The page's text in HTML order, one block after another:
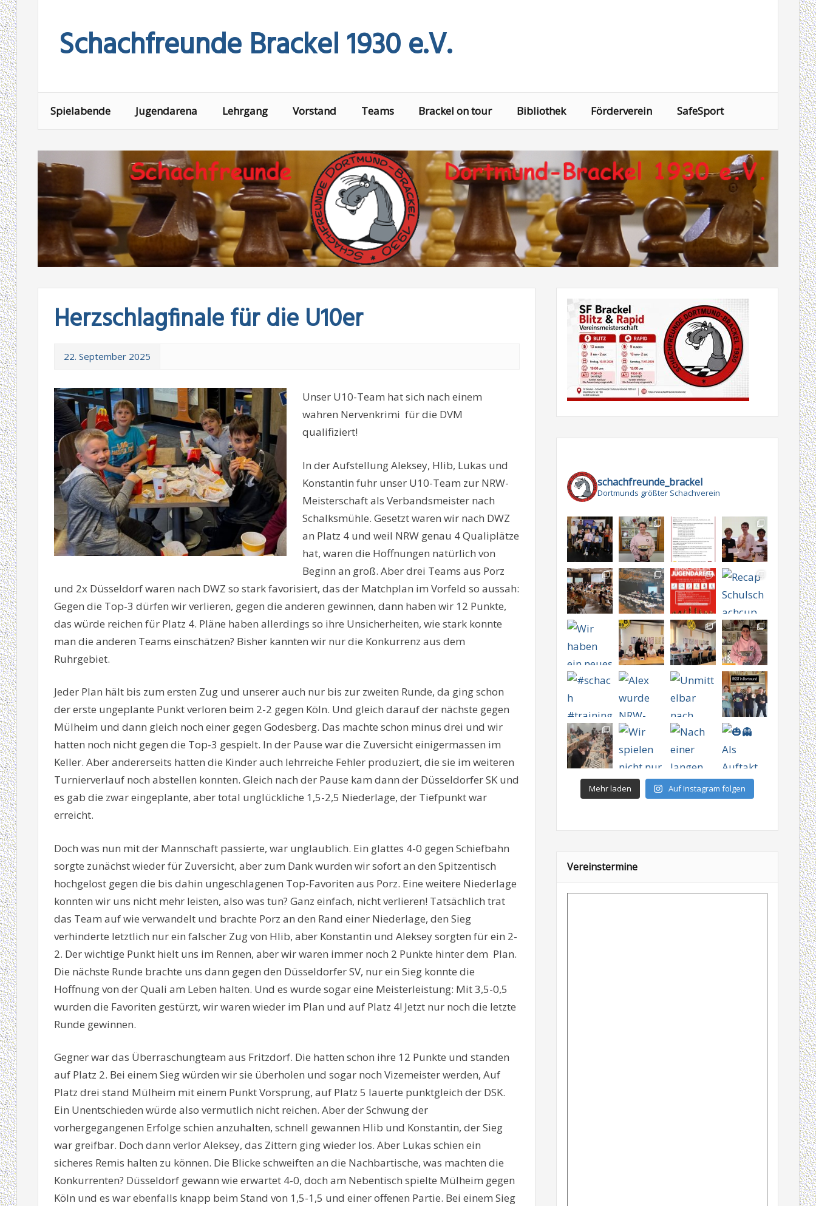
contentSchachfreunde Brackel 1930 e.V.
Spielabende Jugendarena Lehrgang Vorstand Teams Brackel on tour Bibliothek Förderverein SafeSport
Herzschlagfinale für die U10er
22. September 2025
Unser U10-Team hat sich nach einem
wahren Nervenkrimi für die DVM
qualifiziert!
In der Aufstellung Aleksey, Hlib, Lukas und
Konstantin fuhr unser U10-Team zur NRW-
Meisterschaft als Verbandsmeister nach
Schalksmühle. Gesetzt waren wir nach DWZ
an Platz 4 und weil NRW genau 4 Qualiplätze
hat, waren die Hoffnungen natürlich von
Beginn an groß. Aber drei Teams aus Porz
und 2x Düsseldorf waren nach DWZ so stark favorisiert, das der Matchplan im Vorfeld so aussah:
Gegen die Top-3 dürfen wir verlieren, gegen die anderen gewinnen, dann haben wir 12 Punkte,
das würde reichen für Platz 4. Pläne haben allerdings so ihre Unsicherheiten, wie stark konnte
man die anderen Teams einschätzen? Bisher kannten wir nur die Konkurrenz aus dem
Ruhrgebiet.
Jeder Plan hält bis zum ersten Zug und unserer auch nur bis zur zweiten Runde, da ging schon
der erste ungeplante Punkt verloren beim 2-2 gegen Köln. Und gleich darauf der nächste gegen
Mülheim und dann gleich noch einer gegen Godesberg. Das machte schon minus drei und wir
hatten noch nicht gegen die Top-3 gespielt. In der Pause war die Zuversicht einigermassen im
Keller. Aber andererseits hatten die Kinder auch lehrreiche Fehler produziert, die sie im weiteren
Turnierverlauf noch abstellen konnten. Gleich nach der Pause kam dann der Düsseldorfer SK und
es gab die zwar eingeplante, aber total unglückliche 1,5-2,5 Niederlage, der Tiefpunkt war
erreicht.
Doch was nun mit der Mannschaft passierte, war unglaublich. Ein glattes 4-0 gegen Schiefbahn
sorgte zunächst wieder für Zuversicht, aber zum Dank wurden wir sofort an den Spitzentisch
hochgelost gegen die bis dahin ungeschlagenen Top-Favoriten aus Porz. Eine weitere Niederlage
konnten wir uns nicht mehr leisten, also was tun? Ganz einfach, nicht verlieren! Tatsächlich trat
das Team auf wie verwandelt und brachte Porz an den Rand einer Niederlage, den Sieg
verhinderte letztlich nur ein falscher Zug von Hlib, aber Konstantin und Aleksey sorgten für ein 2-
2. Der wichtige Punkt hielt uns im Rennen, aber wir waren immer noch 2 Punkte hinter dem Plan.
Die nächste Runde brachte uns dann gegen den Düsseldorfer SV, nur ein Sieg konnte die
Hoffnung von der Quali am Leben halten. Und es wurde sogar eine Meisterleistung: Mit 3,5-0,5
wurden die Favoriten gestürzt, wir waren wieder im Plan und auf Platz 4! Jetzt nur noch die letzte
Runde gewinnen.
Gegner war das Überraschungteam aus Fritzdorf. Die hatten schon ihre 12 Punkte und standen
auf Platz 2. Bei einem Sieg würden wir sie überholen und sogar noch Vizemeister werden, Auf
Platz drei stand Mülheim mit einem Punkt Vorsprung, auf Platz 5 lauerte punktgleich der DSK.
Ein Unentschieden würde also vermutlich nicht reichen. Aber der Schwung der
vorhergegangenen Erfolge schien anzuhalten, schnell gewannen Hlib und Konstantin, der Sieg
war greifbar. Doch dann verlor Aleksey, das Zittern ging wieder los. Aber Lukas schien ein
sicheres Remis halten zu können. Die Blicke schweiften an die Nachbartische, was machten die
Konkurrenten? Düsseldorf gewann wie erwartet 4-0, doch am Nebentisch spielte Mülheim gegen
Köln und es war ebenfalls knapp beim Stand von 1,5-1,5 und einer offenen Partie. Bei einem Sieg
schachfreunde_brackel
Dortmunds größter Schachverein
Mehr laden Auf Instagram folgen
Vereinstermine